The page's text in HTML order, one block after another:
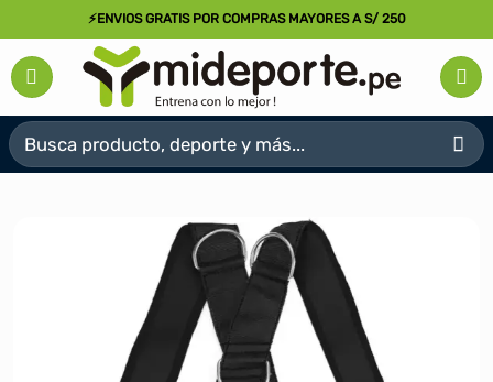
al
contenido
⚡ENVIOS GRATIS POR COMPRAS MAYORES A S/ 250
Buscar
por: